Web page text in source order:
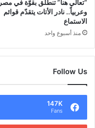
“تعالي هنا” تنطلق بقوّة في مصر
وعربياً.. نادر الأتات يتقدّم قوائم
الاستماع
منذ أسبوع واحد
Follow Us
147K
Fans